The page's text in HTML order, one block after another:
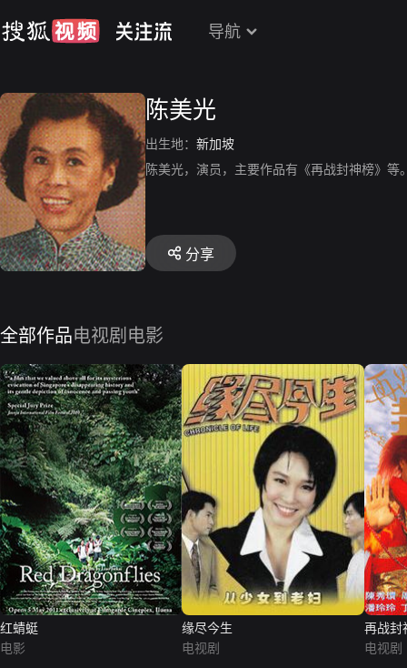
导航
陈美光
出生地： 新加坡
陈美光，演员，主要作品有《再战封神榜》等
分享
全部作品电视剧 电影
红蜻蜓
电影
缘尽今生
电视剧
再战封
电视剧